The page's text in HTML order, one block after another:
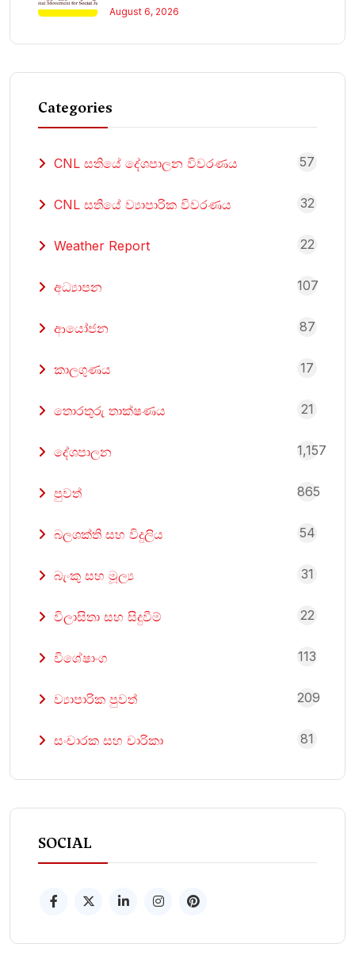
August 6, 2026
Categories
CNL සතියේ දේශපාලන විවරණය 57
CNL සතියේ ව්‍යාපාරික විවරණය 32
Weather Report 22
අධ්‍යාපන 107
ආයෝජන 87
කාලගුණය 17
තොරතුරු තාක්ෂණය 21
දේශපාලන 1,157
පුවත් 865
බලශක්ති සහ විදුලිය 54
බැංකු සහ මූල්‍ය 31
විලාසිතා සහ සිදුවීම් 22
විශේෂාංග 113
ව්‍යාපාරික පුවත් 209
සංචාරක සහ චාරිකා 81
SOCIAL